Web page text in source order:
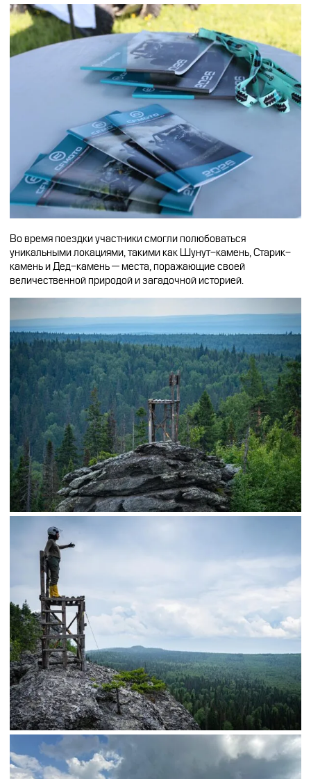
Во время поездки участники смогли полюбоваться
уникальными локациями, такими как Шунут-камень, Старик-
камень и Дед-камень — места, поражающие своей
величественной природой и загадочной историей.